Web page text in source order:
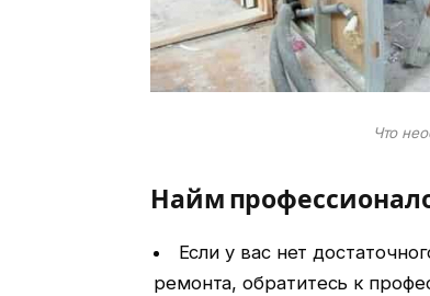
Что
Найм
Если у вас нет
ремонта, обратитесь к